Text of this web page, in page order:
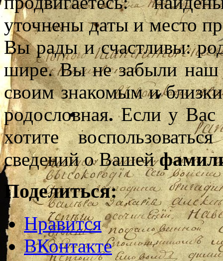
уточнены даты и место
Вы рады и счастливы:
шире. Вы не забыли наш
своим знакомым и
родословная.Если у Вас
хотите
сведений о Вашей
Поделиться:
Нравится
ВКонтакте